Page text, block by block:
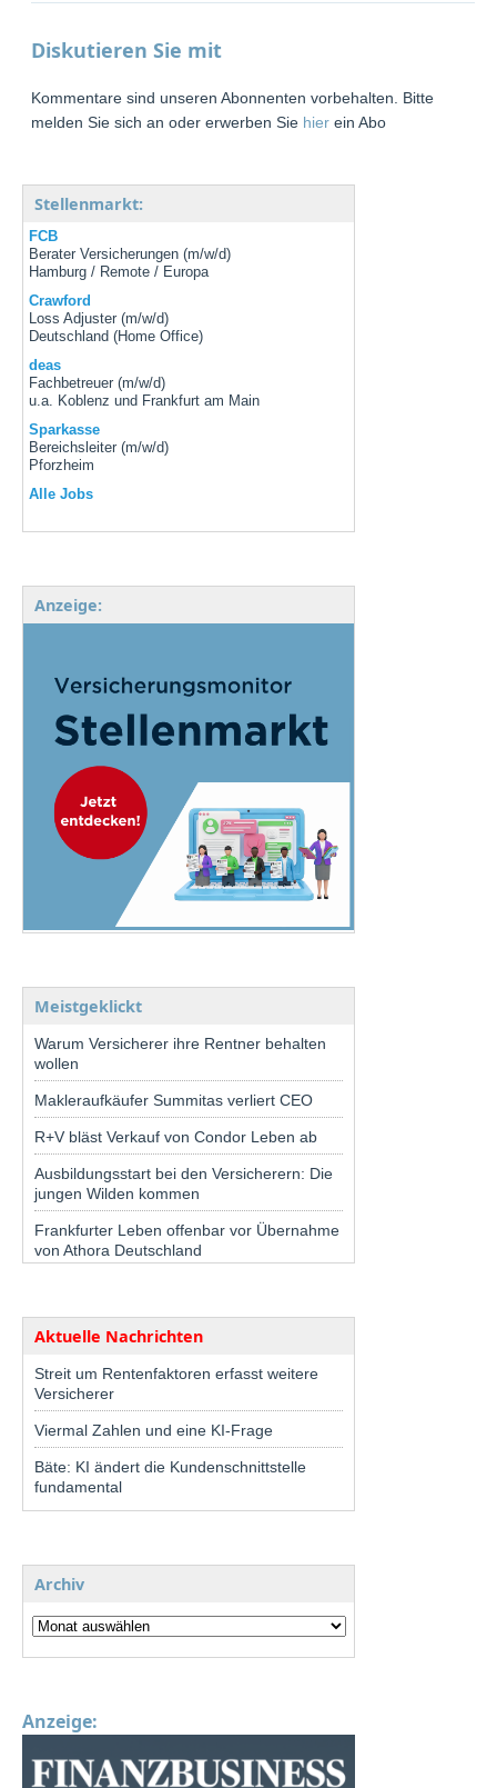
Diskutieren Sie mit
Kommentare sind unseren Abonnenten vorbehalten. Bitte
melden Sie sich an oder erwerben Sie hier ein Abo
Stellenmarkt:
FCB
Berater Versicherungen (m/w/d)
Hamburg / Remote / Europa
Crawford
Loss Adjuster (m/w/d)
Deutschland (Home Office)
deas
Fachbetreuer (m/w/d)
u.a. Koblenz und Frankfurt am Main
Sparkasse
Bereichsleiter (m/w/d)
Pforzheim
Alle Jobs
Anzeige:
Meistgeklickt
Warum Versicherer ihre Rentner behalten
wollen
Makleraufkäufer Summitas verliert CEO
R+V bläst Verkauf von Condor Leben ab
Ausbildungsstart bei den Versicherern: Die
jungen Wilden kommen
Frankfurter Leben offenbar vor Übernahme
von Athora Deutschland
Aktuelle Nachrichten
Streit um Rentenfaktoren erfasst weitere
Versicherer
Viermal Zahlen und eine KI-Frage
Bäte: KI ändert die Kundenschnittstelle
fundamental
Archiv
Anzeige: